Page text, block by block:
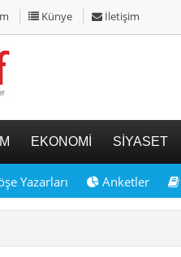
Künye İletişim
EKONOMİ SİYASET
Yazarları Anketler